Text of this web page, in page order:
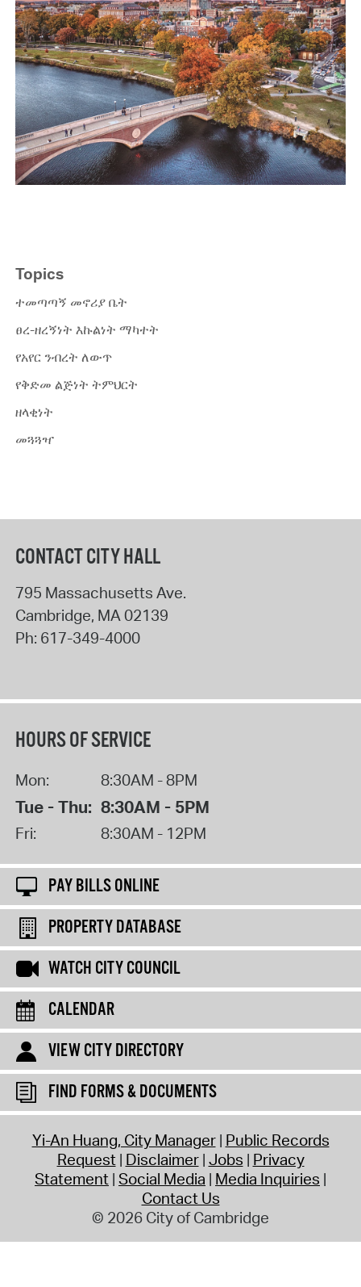
Topics
ተመጣጣኝ መኖሪያ ቤት
ፀረ-ዘረኝነት እኩልነት ማካተት
የአየር ንብረት ለውጥ
የቅድመ ልጅነት ትምህርት
ዘላቂነት
መጓጓዣ
CONTACT CITY HALL
795 Massachusetts Ave.
Cambridge, MA02139
Ph: 617-349-4000
HOURS OF SERVICE
Mon: 8:30AM - 8PM
Tue - Thu: 8:30AM - 5PM
Fri: 8:30AM - 12PM
PAY BILLS ONLINE
PROPERTY DATABASE
WATCH CITY COUNCIL
CALENDAR
VIEW CITY DIRECTORY
FIND FORMS & DOCUMENTS
Yi-An Huang, City Manager Public Records
Request Disclaimer Jobs Privacy
Statement Social Media Media Inquiries
Contact Us
© 2026 City of Cambridge